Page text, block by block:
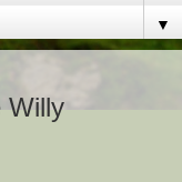
▼
Willy